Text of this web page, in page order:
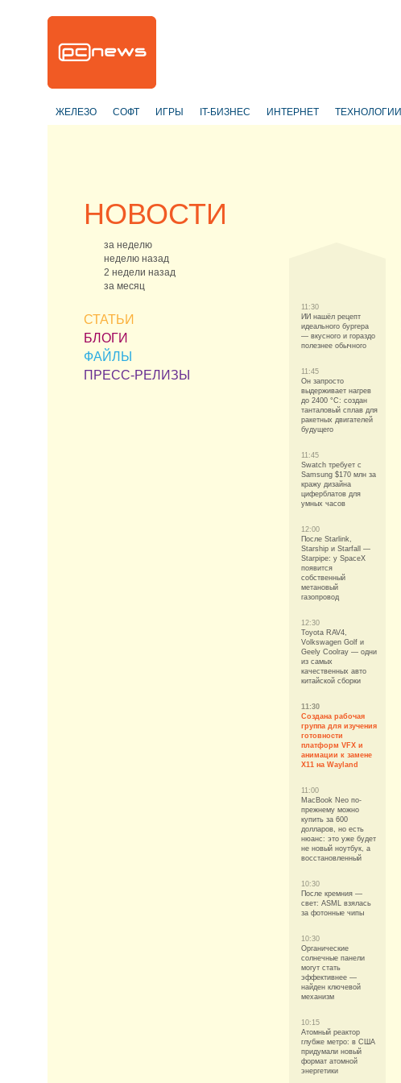
ЖЕЛЕЗО СОФТ ИГРЫ IT-БИЗНЕС ИНТЕРНЕТ ТЕХНОЛОГИИ
НОВОСТИ
за неделю
неделю назад
2 недели назад
за месяц
СТАТЬИ
БЛОГИ
ФАЙЛЫ
ПРЕСС-РЕЛИЗЫ
11:30
ИИ нашёл рецепт
идеального бургера
— вкусного и гораздо
полезнее обычного
11:45
Он запросто
выдерживает нагрев
до 2400 °C: создан
танталовый сплав для
ракетных двигателей
будущего
11:45
Swatch требует с
Samsung $170 млн за
кражу дизайна
циферблатов для
умных часов
12:00
После Starlink,
Starship и Starfall —
Starpipe: у SpaceX
появится
собственный
метановый
газопровод
12:30
Toyota RAV4,
Volkswagen Golf и
Geely Coolray — одни
из самых
качественных авто
китайской сборки
11:30
Создана рабочая
группа для изучения
готовности
платформ VFX и
анимации к замене
X11 на Wayland
11:00
MacBook Neo по-
прежнему можно
купить за 600
долларов, но есть
нюанс: это уже будет
не новый ноутбук, а
восстановленный
10:30
После кремния —
свет: ASML взялась
за фотонные чипы
10:30
Органические
солнечные панели
могут стать
эффективнее —
найден ключевой
механизм
10:15
Атомный реактор
глубже метро: в США
придумали новый
формат атомной
энергетики